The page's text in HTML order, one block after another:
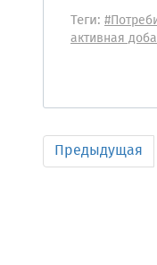
Теги:
активная
Предыдущая